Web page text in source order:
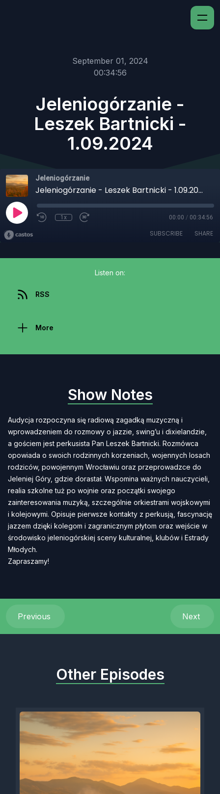
September 01, 2024
00:34:56
Jeleniogórzanie -
Leszek Bartnicki -
1.09.2024
Jeleniogórzanie
Jeleniogórzanie - Leszek Bartnicki - 1.09.2024
1x 00:00 / 00:34:56
SUBSCRIBE SHARE
Listen on:
RSS
More
Show Notes
Audycja rozpoczyna się radiową zagadką muzyczną i
wprowadzeniem do rozmowy o jazzie, swing’u i dixielandzie,
a gościem jest perkusista Pan Leszek Bartnicki. Rozmówca
opowiada o swoich rodzinnych korzeniach, wojennych losach
rodziców, powojennym Wrocławiu oraz przeprowadzce do
Jeleniej Góry, gdzie dorastał. Wspomina ważnych nauczycieli,
realia szkolne tuż po wojnie oraz początki swojego
zainteresowania muzyką, szczególnie orkiestrami wojskowymi
i kolejowymi. Opisuje pierwsze kontakty z perkusją, fascynację
jazzem dzięki kolegom i zagranicznym płytom oraz wejście w
środowisko jeleniogórskiej sceny kulturalnej, klubów i Estrady
Młodych.
Zapraszamy!
Previous Next
Other Episodes